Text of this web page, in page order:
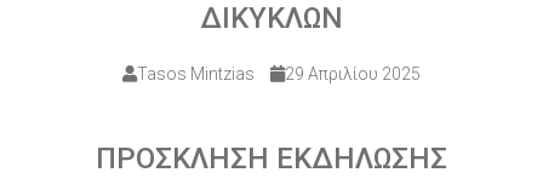
ΔΙΚΥΚΛΩΝ
Tasos Mintzias 29 Απριλίου 2025
ΠΡΟΣΚΛΗΣΗ ΕΚΔΗΛΩΣΗΣ